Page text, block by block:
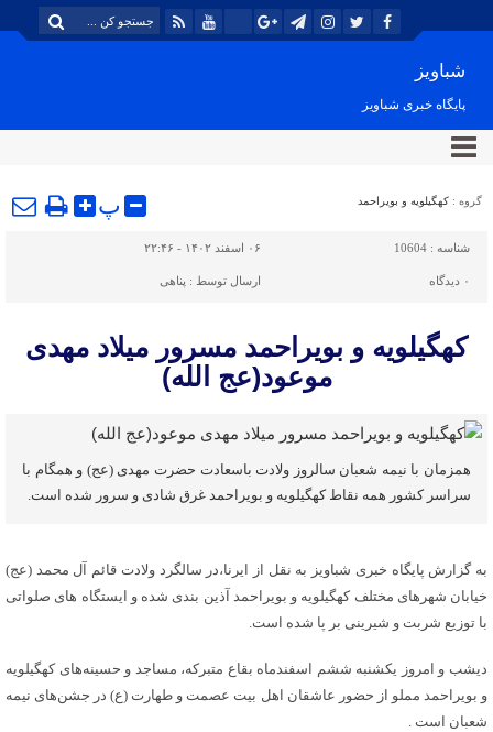
شباویز
پایگاه خبری شباویز
گروه : کهگیلویه و بویراحمد پ
شناسه : 10604 ۰۶ اسفند ۱۴۰۲ - ۲۲:۴۶
۰ دیدگاه ارسال توسط : پناهی
کهگیلویه و بویراحمد مسرور میلاد مهدی
موعود(عج الله)
همزمان با نیمه شعبان سالروز ولادت باسعادت حضرت مهدی (عج) و همگام با
سراسر کشور همه نقاط کهگیلویه و بویراحمد غرق شادی و سرور شده است.
به گزارش پایگاه خبری شباویز به نقل از ایرنا،در سالگرد ولادت قائم آل محمد (عج)
خیابان شهرهای مختلف کهگیلویه و بویراحمد آذین بندی شده و ایستگاه های صلواتی
با توزیع شربت و شیرینی بر پا شده است.
دیشب و امروز یکشنبه ششم اسفندماه بقاع متبرکه، مساجد و حسینه‌های کهگیلویه
و بویراحمد مملو از حضور عاشقان اهل بیت عصمت و طهارت (ع) در جشن‌های نیمه
شعبان است .